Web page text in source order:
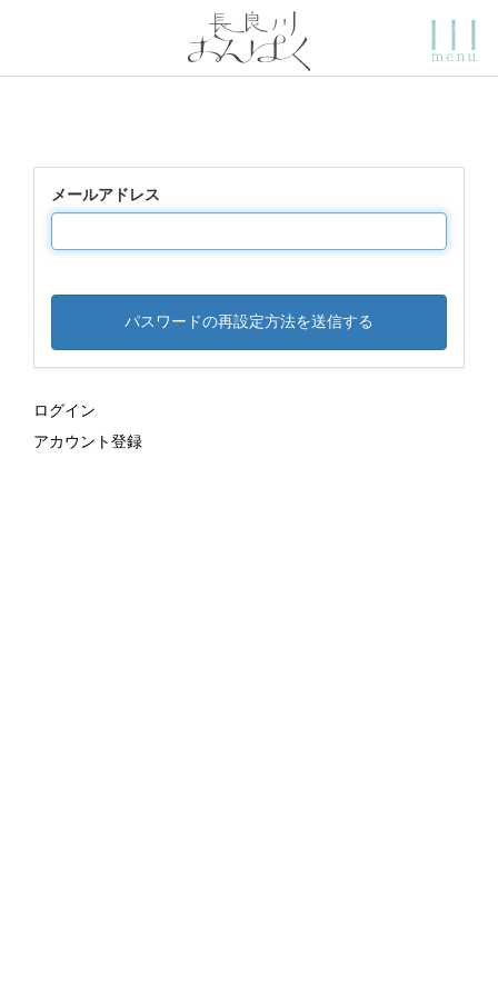
メールアドレス
ログイン
アカウント登録